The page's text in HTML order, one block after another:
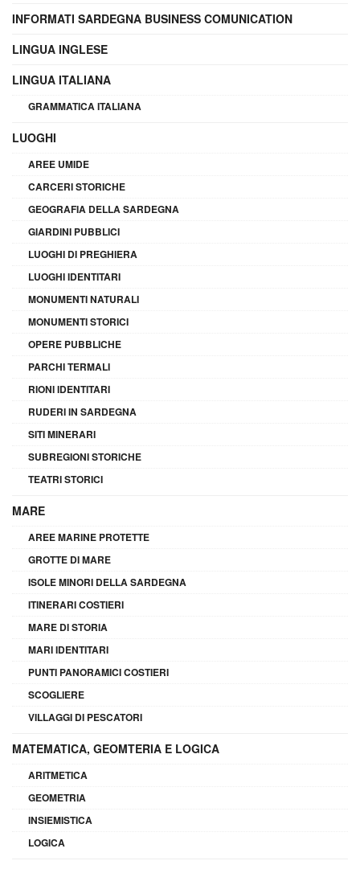
INFORMATI SARDEGNA BUSINESS COMUNICATION
LINGUA INGLESE
LINGUA ITALIANA
GRAMMATICA ITALIANA
LUOGHI
AREE UMIDE
CARCERI STORICHE
GEOGRAFIA DELLA SARDEGNA
GIARDINI PUBBLICI
LUOGHI DI PREGHIERA
LUOGHI IDENTITARI
MONUMENTI NATURALI
MONUMENTI STORICI
OPERE PUBBLICHE
PARCHI TERMALI
RIONI IDENTITARI
RUDERI IN SARDEGNA
SITI MINERARI
SUBREGIONI STORICHE
TEATRI STORICI
MARE
AREE MARINE PROTETTE
GROTTE DI MARE
ISOLE MINORI DELLA SARDEGNA
ITINERARI COSTIERI
MARE DI STORIA
MARI IDENTITARI
PUNTI PANORAMICI COSTIERI
SCOGLIERE
VILLAGGI DI PESCATORI
MATEMATICA, GEOMTERIA E LOGICA
ARITMETICA
GEOMETRIA
INSIEMISTICA
LOGICA